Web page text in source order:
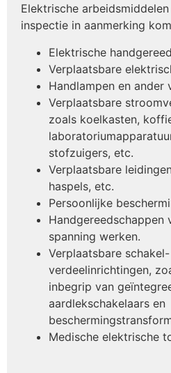
Elektrische
inspectie in aanmerking
Elektrische
Verplaatsbare
Handlampen en ander
Verplaatsbare
zoals koelkasten,
stofzuigers, etc.
Verplaatsbare
haspels, etc.
Persoonlijke
Handgereedschappen
spanning werken.
Verplaatsbare
verdeelinrichtingen,
inbegrip van
aardlekschakelaars en
Medische elektrische